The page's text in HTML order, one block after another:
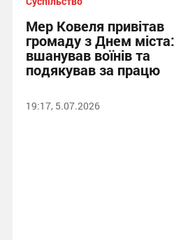
Мер Ковеля привітав
громаду з Днем міста:
вшанував воїнів та
подякував за працю
19:17, 5.07.2026